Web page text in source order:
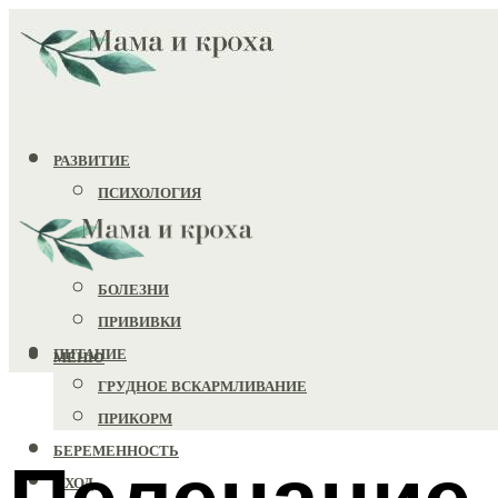
РАЗВИТИЕ
ПСИХОЛОГИЯ
ИГРУШКИ
ЗДОРОВЬЕ
БОЛЕЗНИ
ПРИВИВКИ
ПИТАНИЕ
ГРУДНОЕ ВСКАРМЛИВАНИЕ
ПРИКОРМ
БЕРЕМЕННОСТЬ
УХОД
МЕНЮ